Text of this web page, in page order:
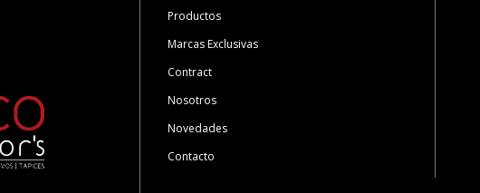
Productos
Marcas Exclusivas
Contract
Nosotros
Novedades
Contacto